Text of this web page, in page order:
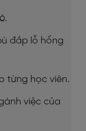
đắp lỗ hổng
từng học viên.
việc của